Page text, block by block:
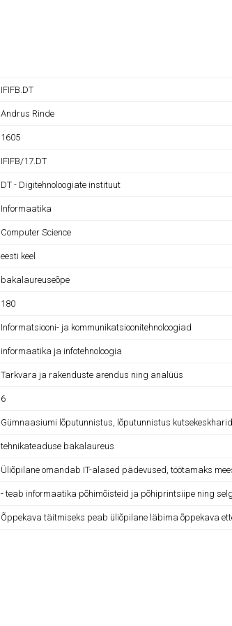
IFIFB.DT
Andrus Rinde
1605
IFIFB/17.DT
DT - Digitehnoloogiate instituut
Informaatika
Computer Science
eesti keel
bakalaureuseõpe
180
Informatsiooni- ja kommunikatsioonitehnoloogiad
informaatika ja infotehnoloogia
Tarkvara ja rakenduste arendus ning analüüs
6
Gümnaasiumi lõputunnistus, lõputunnistus
tehnikateaduse bakalaureus
Üliõpilane omandab IT-alased pädevused, töötamaks
- teab informaatika põhimõisteid ja põhiprintsiipe ning
Õppekava täitmiseks peab üliõpilane läbima õppekava